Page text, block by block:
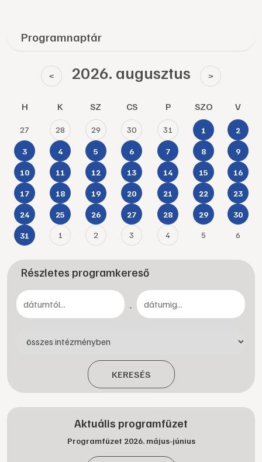
Programnaptár
< 2026. augusztus >
H K SZ CS P SZO V
27 28 29 30 31 1 2
3 4 5 6 7 8 9
10 11 12 13 14 15 16
17 18 19 20 21 22 23
24 25 26 27 28 29 30
31 1 2 3 4 5 6
Részletes programkereső
-
KERESÉS
Aktuális programfüzet
Programfüzet 2026. május-június